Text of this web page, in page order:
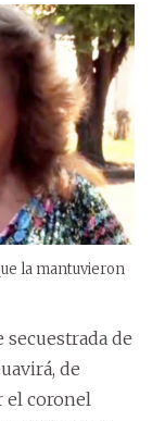
la mantuvieron
secuestrada de
de
el coronel